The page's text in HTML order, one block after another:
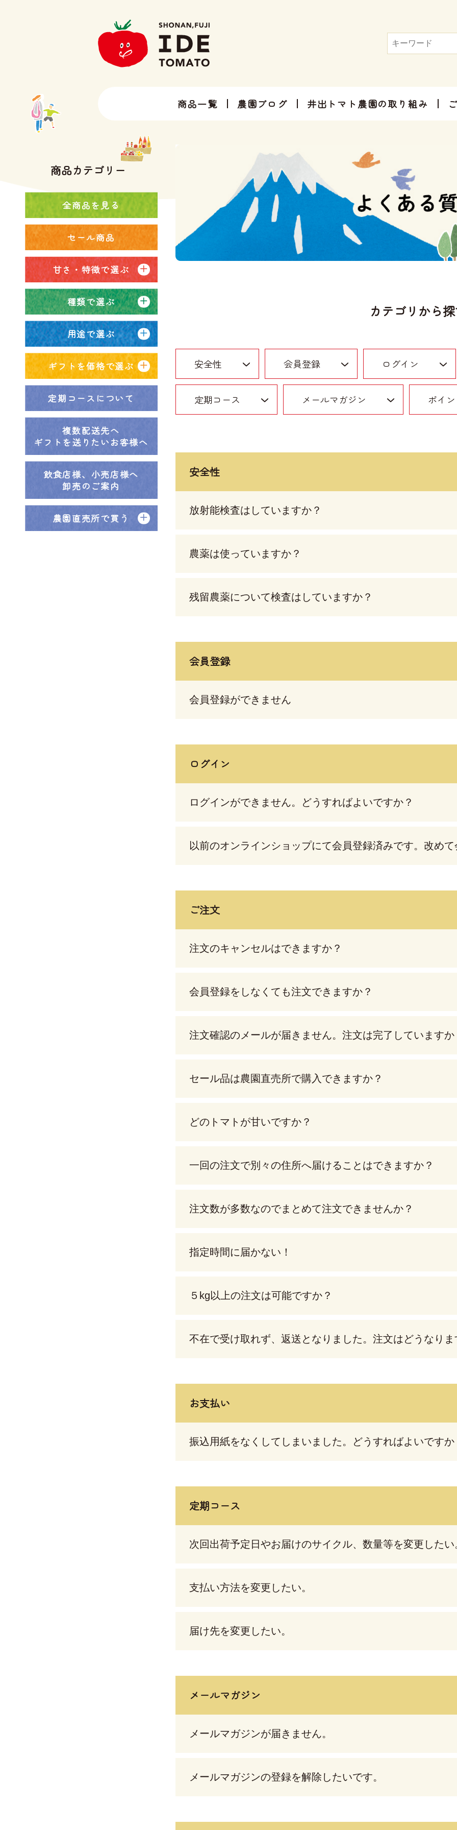
商品一覧 農園ブログ 井出トマト農園の取り組み
カテゴリから
安全性 会員登録 ログイン
定期コース メールマガジン ポイ
安全性
放射能検査はしていますか？
農薬は使っていますか？
残留農薬について検査はしていますか？
会員登録
会員登録ができません
ログイン
ログインができません。どうすればよいですか？
以前のオンラインショップにて会員登録済みです。改め
ご注文
注文のキャンセルはできますか？
会員登録をしなくても注文できますか？
注文確認のメールが届きません。注文は完了していますか
セール品は農園直売所で購入できますか？
どのトマトが甘いですか？
一回の注文で別々の住所へ届けることはできますか？
注文数が多数なのでまとめて注文できませんか？
指定時間に届かない！
５kg以上の注文は可能ですか？
不在で受け取れず、返送となりました。注文はどうなり
お支払い
振込用紙をなくしてしまいました。どうすればよいですか
定期コース
次回出荷予定日やお届けのサイクル、数量等を変更したい
支払い方法を変更したい。
届け先を変更したい。
メールマガジン
メールマガジンが届きません。
メールマガジンの登録を解除したいです。
商品カテゴリー
全商品を見る
セール商品
甘さ・特徴で選ぶ
種類で選ぶ
用途で選ぶ
ギフトを価格で選ぶ
定期コースについて
複数配送先へ
ギフトを送りたいお客様へ
飲食店様、小売店様へ
卸売のご案内
農園直売所で買う